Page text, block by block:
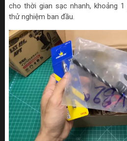
cho thời gian sạc nhanh, khoảng
thử nghiệm ban đầu.